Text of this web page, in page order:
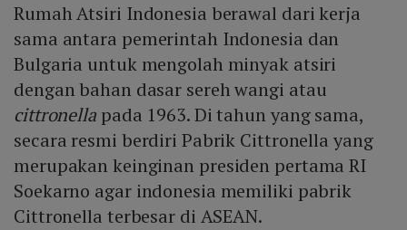
Rumah Atsiri Indonesia berawal dari kerja
sama antara pemerintah Indonesia dan
Bulgaria untuk mengolah minyak atsiri
dengan bahan dasar sereh wangi atau
cittronellapada 1963. Di tahun yang sama,
secara resmi berdiri Pabrik Cittronella yang
merupakan keinginan presiden pertama RI
Soekarno agar indonesia memiliki pabrik
Cittronella terbesar di ASEAN.